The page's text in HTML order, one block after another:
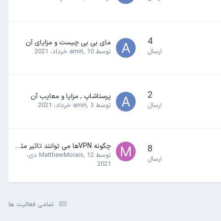
4
ارسال
مای بی بی چیست و مزایای آن
توسط amiri, 10 خرداد، 2021
2
ارسال
پرستاشاپ , مزایا و معایب آن
توسط amiri, 3 خرداد، 2021
8
ارسال
چگونه VPNها می توانند تاثیر مثبت برروی SEO داشته باشند
توسط MatthewMorais,
12 دی،
2021
تمامی فعالیت ها